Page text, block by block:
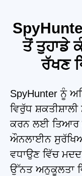
ਤੋਂ ਤੁਹਾਡੇ
ਰੱਖਣ
SpyHunter ਨੂੰ
ਵਿਰੁੱਧ
ਕਰਨ ਲਈ ਤਿਆਰ
ਔਨਲਾਈਨ
ਵਧਾਉਣ ਵਿੱਚ
ਉੱਨਤ ਅਨੁਕੂਲਤਾ